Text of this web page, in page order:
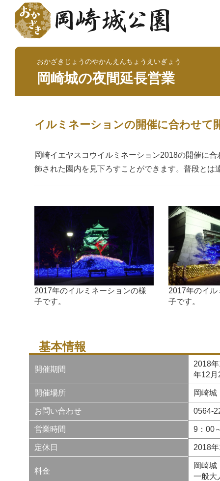
おかざきじょうのやかんえんちょうえいぎょう
岡崎城の夜間延長営業
イルミネーションの開催に合わせて
岡崎イエヤスコウイルミネーション2018の開催に
飾された園内を見下ろすことができます。普段と
2017年のイルミネーションの様
子です。
2017年のイル
子です。
基本情報
開催期間
2018
年12月
開催場所 岡崎城
お問い合わせ 0564-
営業時間 9：00
定休日 2018
料金
岡崎城
一般大